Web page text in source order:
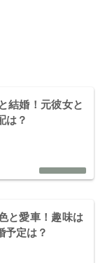
結婚！元彼女と
は？
と愛車！趣味は
予定は？